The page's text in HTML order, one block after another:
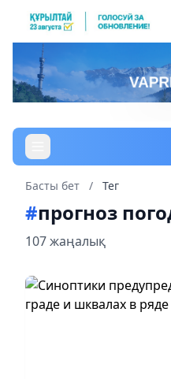
Басты бет / Тег
#прогноз
107 жаңалық